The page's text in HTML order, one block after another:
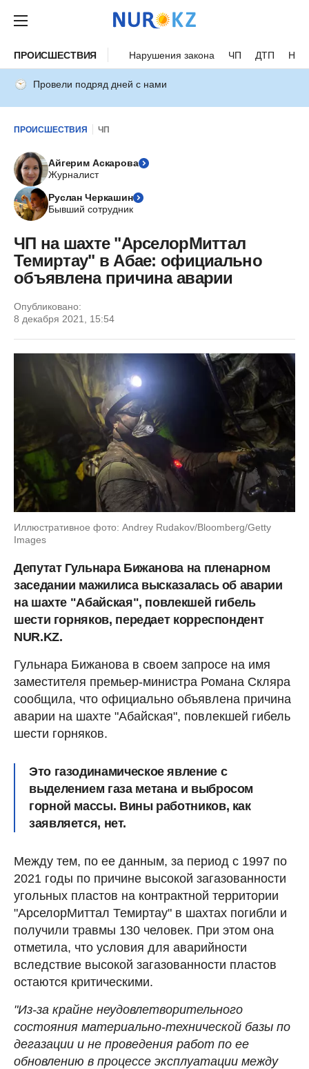
ПРОИСШЕСТВИЯ Нарушения закона ЧП ДТП
Провели подряд дней с нами
ПРОИСШЕСТВИЯ ЧП
Айгерим Аскарова
Журналист
Руслан Черкашин
Бывший сотрудник
ЧП на шахте "АрселорМиттал
Темиртау" в Абае: официально
объявлена причина аварии
Опубликовано:
8 декабря 2021, 15:54
Иллюстративное фото: Andrey Rudakov/Bloomberg/Getty
Images
Депутат Гульнара Бижанова на пленарном
заседании мажилиса высказалась об аварии
на шахте "Абайская", повлекшей гибель
шести горняков, передает корреспондент
NUR.KZ.
Гульнара Бижанова в своем запросе на имя
заместителя премьер-министра Романа Скляра
сообщила, что официально объявлена причина
аварии на шахте "Абайская", повлекшей гибель
шести горняков.
Это газодинамическое явление с
выделением газа метана и выбросом
горной массы. Вины работников, как
заявляется, нет.
Между тем, по ее данным, за период с 1997 по
2021 годы по причине высокой загазованности
угольных пластов на контрактной территории
"АрселорМиттал Темиртау" в шахтах погибли и
получили травмы 130 человек. При этом она
отметила, что условия для аварийности
вследствие высокой загазованности пластов
остаются критическими.
"Из-за крайне неудовлетворительного
состояния материально-технической базы по
дегазации и не проведения работ по ее
обновлению в процессе эксплуатации между